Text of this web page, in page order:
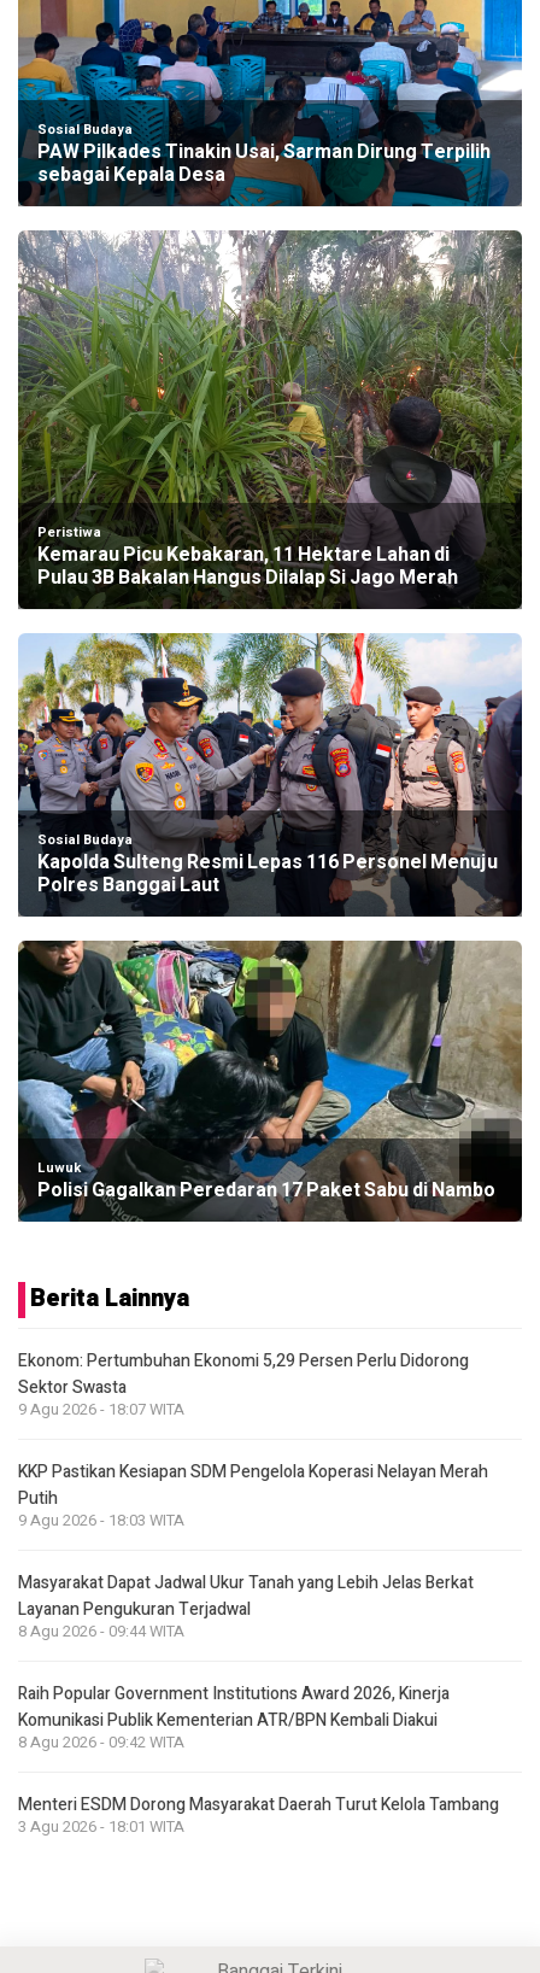
Sosial Budaya
PAW Pilkades Tinakin Usai, Sarman Dirung Terpilih
sebagai Kepala Desa
Peristiwa
Kemarau Picu Kebakaran, 11 Hektare Lahan di
Pulau 3B Bakalan Hangus Dilalap Si Jago Merah
Sosial Budaya
Kapolda Sulteng Resmi Lepas 116 Personel Menuju
Polres Banggai Laut
Luwuk
Polisi Gagalkan Peredaran 17 Paket Sabu di Nambo
Berita Lainnya
Ekonom: Pertumbuhan Ekonomi 5,29 Persen Perlu Didorong
Sektor Swasta
9 Agu 2026 - 18:07 WITA
KKP Pastikan Kesiapan SDM Pengelola Koperasi Nelayan Merah
Putih
9 Agu 2026 - 18:03 WITA
Masyarakat Dapat Jadwal Ukur Tanah yang Lebih Jelas Berkat
Layanan Pengukuran Terjadwal
8 Agu 2026 - 09:44 WITA
Raih Popular Government Institutions Award 2026, Kinerja
Komunikasi Publik Kementerian ATR/BPN Kembali Diakui
8 Agu 2026 - 09:42 WITA
Menteri ESDM Dorong Masyarakat Daerah Turut Kelola Tambang
3 Agu 2026 - 18:01 WITA